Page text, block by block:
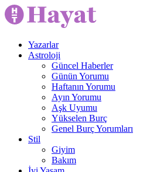
Yazarlar
Astroloji
Güncel Haberler
Günün Yorumu
Haftanın Yorumu
Ayın Yorumu
Aşk Uyumu
Yükselen Burç
Genel Burç Yorumları
Stil
Giyim
Bakım